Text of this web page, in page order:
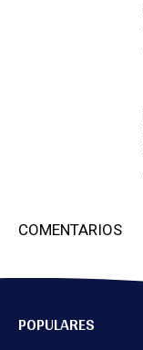
COMENTARIOS
POPULARES